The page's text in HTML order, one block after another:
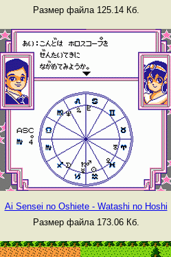
Размер файла 125.14 Кб.
Ai Sensei no Oshiete - Watashi no Hoshi
Размер файла 173.06 Кб.